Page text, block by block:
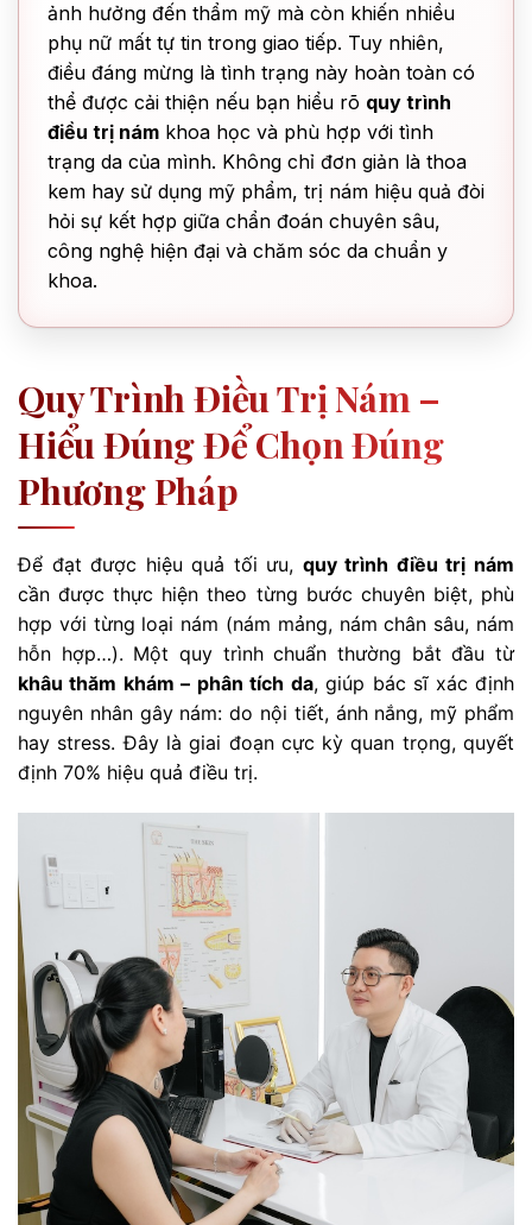
ảnh hưởng đến thẩm mỹ mà còn khiến nhiều
phụ nữ mất tự tin trong giao tiếp. Tuy nhiên,
điều đáng mừng là tình trạng này hoàn toàn có
thể được cải thiện nếu bạn hiểu rõ quy trình
điều trị nám khoa học và phù hợp với tình
trạng da của mình. Không chỉ đơn giản là thoa
kem hay sử dụng mỹ phẩm, trị nám hiệu quả đòi
hỏi sự kết hợp giữa chẩn đoán chuyên sâu,
công nghệ hiện đại và chăm sóc da chuẩn y
khoa.
Quy Trình Điều Trị Nám –
Hiểu Đúng Để Chọn Đúng
Phương Pháp
Để đạt được hiệu quả tối ưu, quy trình điều trị nám
cần được thực hiện theo từng bước chuyên biệt, phù
hợp với từng loại nám (nám mảng, nám chân sâu, nám
hỗn hợp…). Một quy trình chuẩn thường bắt đầu từ
khâu thăm khám – phân tích da, giúp bác sĩ xác định
nguyên nhân gây nám: do nội tiết, ánh nắng, mỹ phẩm
hay stress. Đây là giai đoạn cực kỳ quan trọng, quyết
định 70% hiệu quả điều trị.